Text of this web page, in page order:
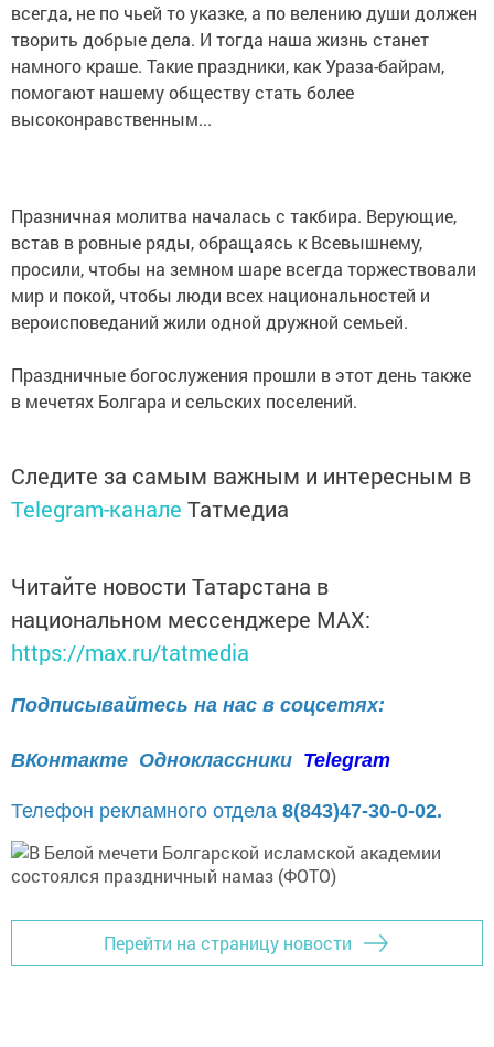
всегда, не по чьей то указке, а по велению души должен
творить добрые дела. И тогда наша жизнь станет
намного краше. Такие праздники, как Ураза-байрам,
помогают нашему обществу стать более
высоконравственным...
Празничная молитва началась с такбира. Верующие,
встав в ровные ряды, обращаясь к Всевышнему,
просили, чтобы на земном шаре всегда торжествовали
мир и покой, чтобы люди всех национальностей и
вероисповеданий жили одной дружной семьей.
Праздничные богослужения прошли в этот день также
в мечетях Болгара и сельских поселений.
Следите за самым важным и интересным в
Telegram-канале Татмедиа
Читайте новости Татарстана в
национальном мессенджере MАХ:
https://max.ru/tatmedia
Подписывайтесь на нас в соцсетях:
ВКонтакте Одноклассники Telegram
Телефон рекламного отдела 8(843)47-30-0-02.
Перейти на страницу новости